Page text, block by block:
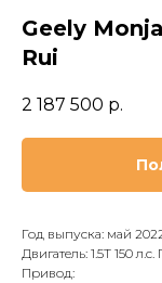
Geely
Rui
2 187 500 р.
Год выпуска: май
Двигатель: 1.5T 150
Привод: